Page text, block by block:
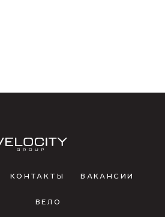
КОНТАКТЫ ВАКАНСИИ
ВЕЛО